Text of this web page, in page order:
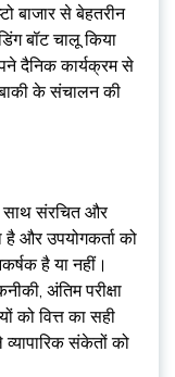
बाजार से बेहतरीन
बॉट चालू किया
दैनिक कार्यक्रम से
के संचालन की
साथ संरचित और
है और उपयोगकर्ता को
है या नहीं।
अंतिम परीक्षा
को वित्त का सही
संकेतों को